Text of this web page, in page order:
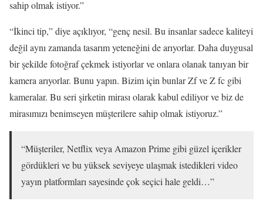
sahip olmak istiyor.”
“İkinci tip,” diye açıklıyor, “genç nesil. Bu insanlar sadece kaliteyi
değil aynı zamanda tasarım yeteneğini de arıyorlar. Daha duygusal
bir şekilde fotoğraf çekmek istiyorlar ve onlara olanak tanıyan bir
kamera arıyorlar. Bunu yapın. Bizim için bunlar Zf ve Z fc gibi
kameralar. Bu seri şirketin mirası olarak kabul ediliyor ve biz de
mirasımızı benimseyen müşterilere sahip olmak istiyoruz.”
“Müşteriler, Netflix veya Amazon Prime gibi güzel içerikler
gördükleri ve bu yüksek seviyeye ulaşmak istedikleri video
yayın platformları sayesinde çok seçici hale geldi…”